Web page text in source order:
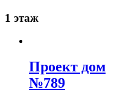
1 этаж
Проект дом
№789